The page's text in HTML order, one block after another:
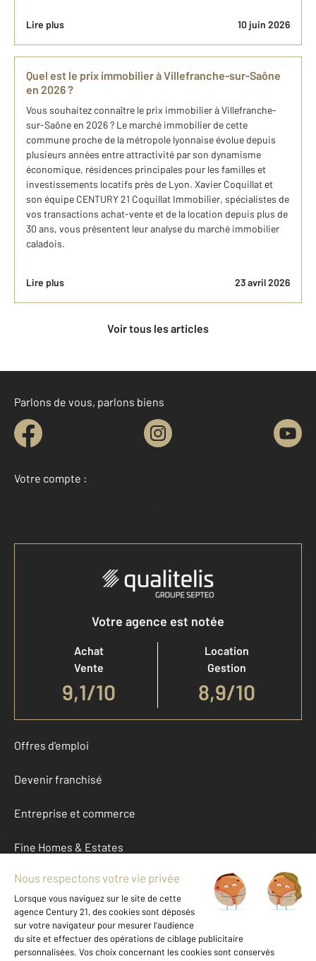
Lire plus 10 juin 2026
Quel est le prix immobilier à Villefranche-sur-Saône
en 2026 ?
Vous souhaitez connaître le prix immobilier à Villefranche-
sur-Saône en 2026 ? Le marché immobilier de cette
commune proche de la métropole lyonnaise évolue depuis
plusieurs années entre attractivité par son dynamisme
économique, résidences principales pour les familles et
investissements locatifs près de Lyon. Xavier Coquillat et
son équipe CENTURY 21 Coquillat Immobilier, spécialistes de
vos transactions achat-vente et de la location depuis plus de
30 ans, vous présentent leur analyse du marché immobilier
caladois.
Lire plus 23 avril 2026
Voir tous les articles
Parlons de vous, parlons biens
Votre compte :
Accéder à mon compte
Votre agence est notée
Achat
Vente
9,1/10
Location
Gestion
8,9/10
Offres d'emploi
Devenir franchisé
Entreprise et commerce
Fine Homes & Estates
À propos
International
Nous contacter